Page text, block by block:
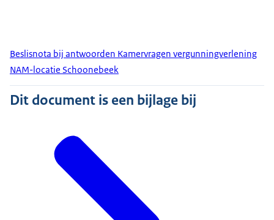
Beslisnota bij antwoorden Kamervragen vergunningverlening
NAM-locatie Schoonebeek
Dit document is een bijlage bij